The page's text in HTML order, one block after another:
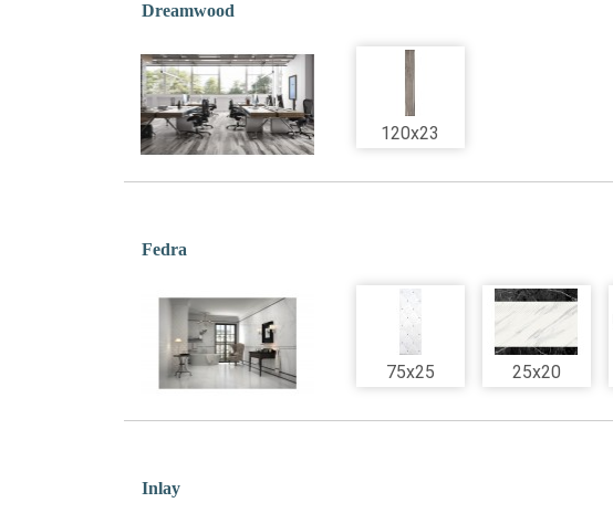
Dreamwood
120x23
Fedra
75x25 25x20
Inlay